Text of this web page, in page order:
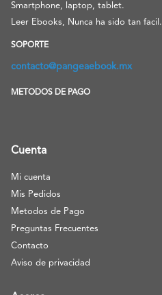
Smartphone, laptop, tablet.
Leer Ebooks, Nunca ha sido tan facil.
SOPORTE
contacto@pangeaebook.mx
METODOS DE PAGO
Cuenta
Mi cuenta
Mis Pedidos
Metodos de Pago
Preguntas Frecuentes
Contacto
Aviso de privacidad